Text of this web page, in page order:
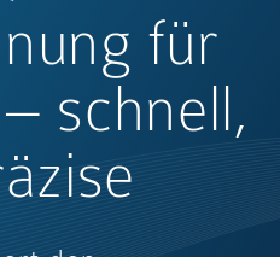
für
schnell,